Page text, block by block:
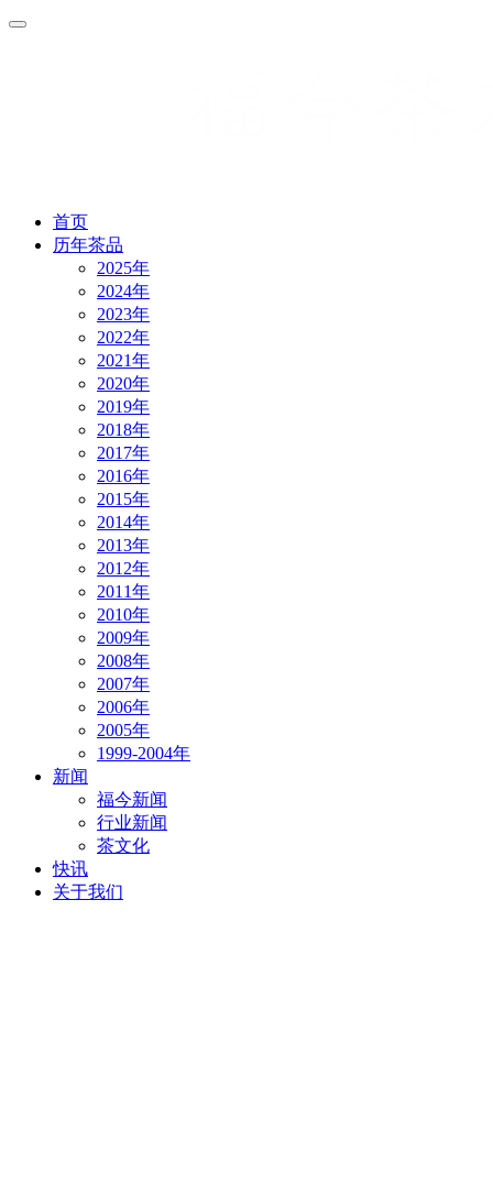
首页
历年茶品
2025年
2024年
2023年
2022年
2021年
2020年
2019年
2018年
2017年
2016年
2015年
2014年
2013年
2012年
2011年
2010年
2009年
2008年
2007年
2006年
2005年
1999-2004年
新闻
福今新闻
行业新闻
茶文化
快讯
关于我们